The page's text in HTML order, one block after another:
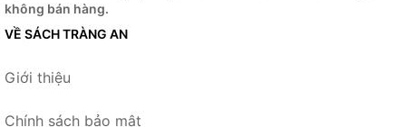
không bán hàng.
VỀ SÁCH TRÀNG AN
Giới thiệu
Chính sách bảo mật